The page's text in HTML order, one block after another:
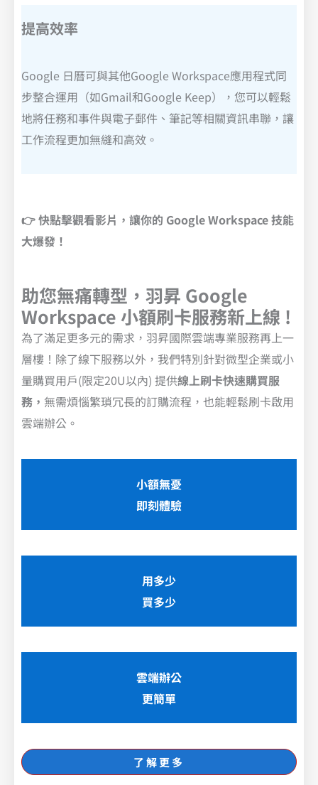
提高效率
Google 日曆可與其他Google Workspace應用程式同
步整合運用（如Gmail和Google Keep），您可以輕鬆
地將任務和事件與電子郵件、筆記等相關資訊串聯，讓
工作流程更加無縫和高效。
👉 快點擊觀看影片，讓你的 Google Workspace 技能
大爆發！
助您無痛轉型，羽昇 Google
Workspace 小額刷卡服務新上線 !
為了滿足更多元的需求，羽昇國際雲端專業服務再上一
層樓！除了線下服務以外，我們特別針對微型企業或小
量購買用戶(限定20U以內) 提供線上刷卡快速購買服
務， 無需煩惱繁瑣冗長的訂購流程，也能輕鬆刷卡啟用
雲端辦公。
小額無憂
即刻體驗
用多少
買多少
雲端辦公
更簡單
了解更多